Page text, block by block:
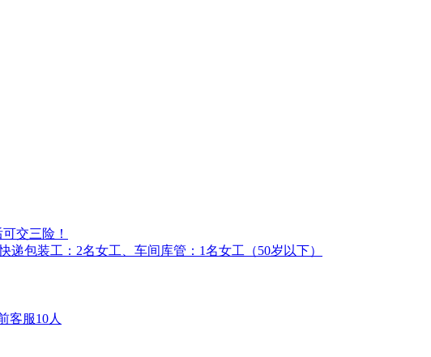
交三险！
包装工：2名女工、车间库管：1名女工（50岁以下）
客服10人